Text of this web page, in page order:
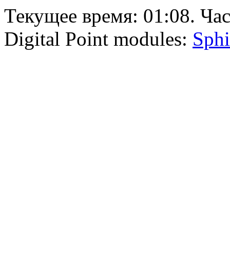
Текущее время: 01:08.
Digital Point modules: